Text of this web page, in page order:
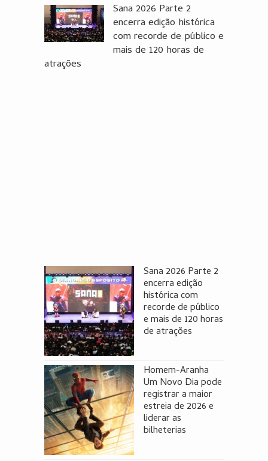
Sana 2026 Parte 2
encerra edição histórica
com recorde de público e
mais de 120 horas de
atrações
Sana 2026 Parte 2
encerra edição
histórica com
recorde de público
e mais de 120 horas
de atrações
Homem-Aranha
Um Novo Dia pode
registrar a maior
estreia de 2026 e
liderar as
bilheterias